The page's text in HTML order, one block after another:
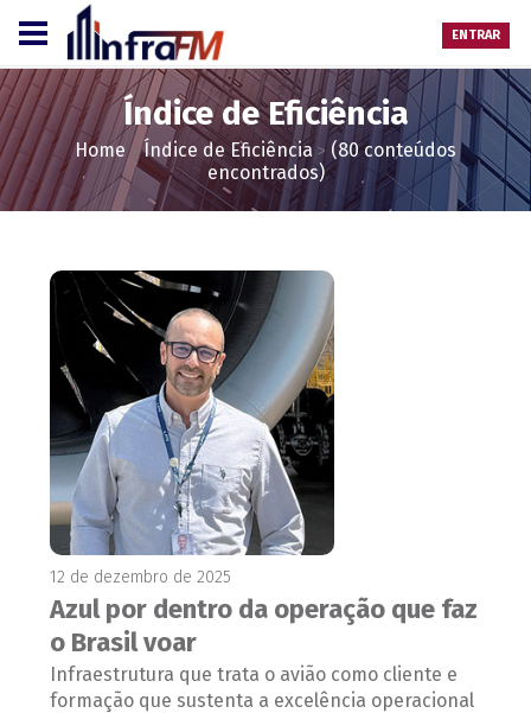
ENTRAR
Índice de Eficiência
Home>Índice de Eficiência > (80 conteúdos
encontrados)
12 de dezembro de 2025
Azul por dentro da operação que faz
o Brasil voar
Infraestrutura que trata o avião como cliente e
formação que sustenta a excelência operacional